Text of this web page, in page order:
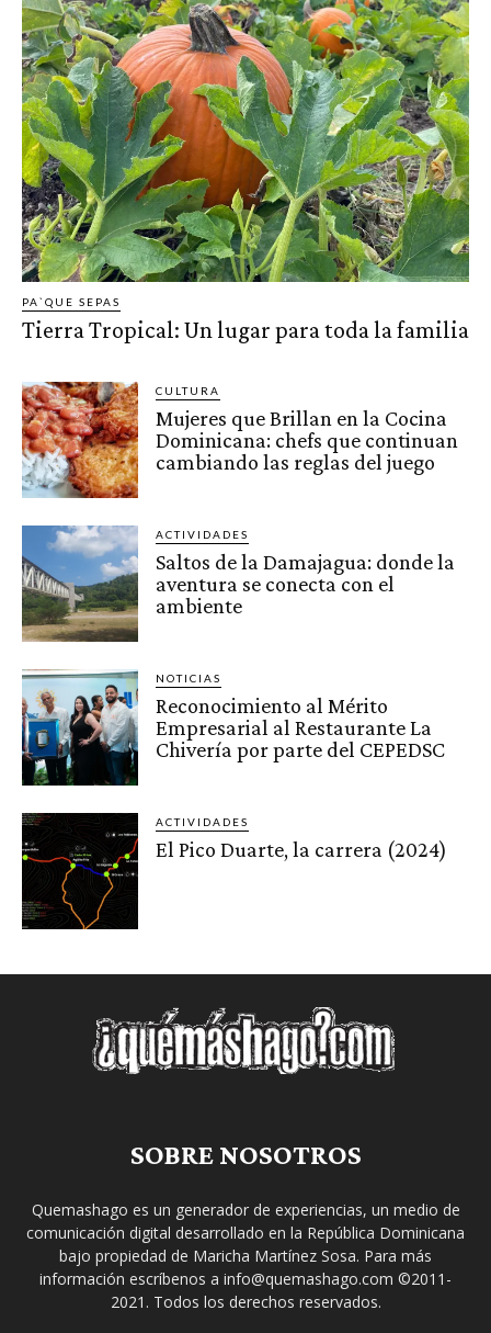
PA`QUE SEPAS
Tierra Tropical: Un lugar para toda la familia
CULTURA
Mujeres que Brillan en la Cocina
Dominicana: chefs que continuan
cambiando las reglas del juego
ACTIVIDADES
Saltos de la Damajagua: donde la
aventura se conecta con el
ambiente
NOTICIAS
Reconocimiento al Mérito
Empresarial al Restaurante La
Chivería por parte del CEPEDSC
ACTIVIDADES
El Pico Duarte, la carrera (2024)
SOBRE NOSOTROS
Quemashago es un generador de experiencias, un medio de
comunicación digital desarrollado en la República Dominicana
bajo propiedad de Maricha Martínez Sosa. Para más
información escríbenos a info@quemashago.com ©2011-
2021. Todos los derechos reservados.